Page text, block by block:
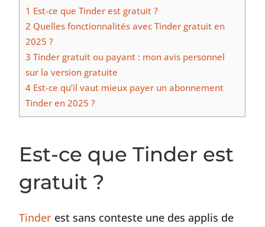
1 Est-ce que Tinder est gratuit ?
2 Quelles fonctionnalités avec Tinder gratuit en
2025 ?
3 Tinder gratuit ou payant : mon avis personnel
sur la version gratuite
4 Est-ce qu’il vaut mieux payer un abonnement
Tinder en 2025 ?
Est-ce que Tinder est
gratuit ?
Tinder est sans conteste une des applis de